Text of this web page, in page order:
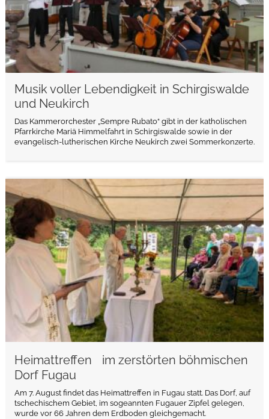
Musik voller Lebendigkeit in Schirgiswalde
und Neukirch
Das Kammerorchester „Sempre Rubato“ gibt in der katholischen
Pfarrkirche Mariä Himmelfahrt in Schirgiswalde sowie in der
evangelisch-lutherischen Kirche Neukirch zwei Sommerkonzerte.
Heimattreffen im zerstörten böhmischen
Dorf Fugau
Am 7. August findet das Heimattreffen in Fugau statt. Das Dorf, auf
tschechischem Gebiet, im sogeannten Fugauer Zipfel gelegen,
wurde vor 66 Jahren dem Erdboden gleichgemacht.
weiterlesen